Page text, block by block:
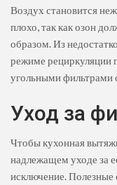
Воздух становится
плохо, так как озон
образом. Из
режиме рециркуляции
угольными фильтрами
Уход за
Чтобы кухонная
надлежащем уходе за
исключение. Полезные